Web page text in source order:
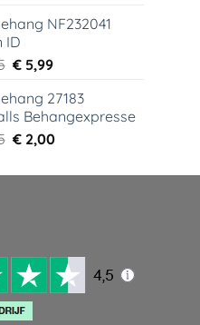
was:
€ 29,95.
is:
NF232041
ID
Oorspronkelijke
was:
€ 29,95.
€ 5,99Huidige
is:
€ 5,99.
27183
Behangexpresse
Oorspronkelijke
was:
€ 2,00Huidige
is: